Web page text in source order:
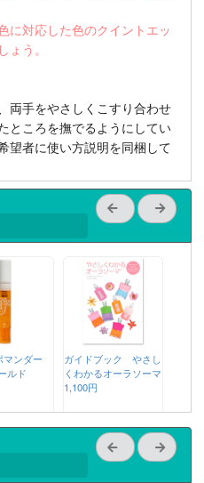
に対応した色のクイントエッ
う。
両手をやさしくこすり合わせ
ところを撫でるようにしてい
望者に使い方説明を同梱して
マンダー
ルド
ガイドブック やさし
くわかるオーラソーマ
1,100円